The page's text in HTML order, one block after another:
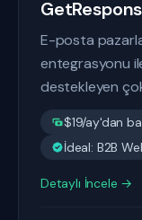
E-posta
entegrasyonu
destekleyen
$19/ay'dan
İdeal: B2B
Detaylı İncele →